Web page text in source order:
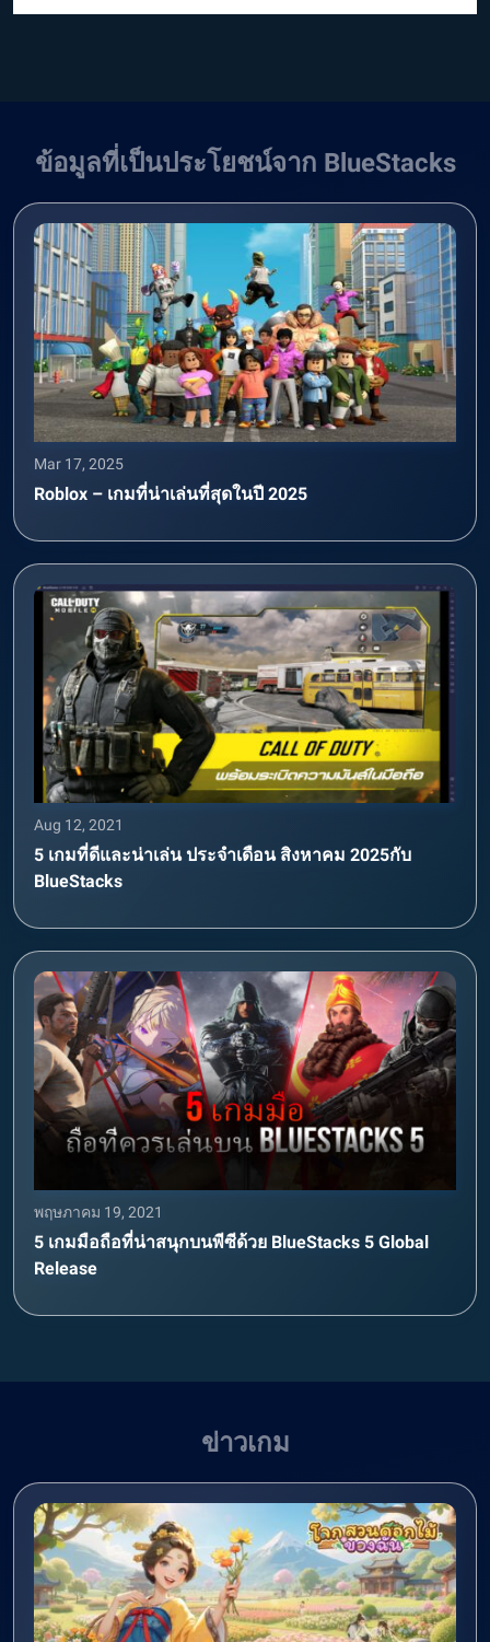
ข้อมูลที่เป็นประโยชน์จาก BlueStacks
Mar 17, 2025
Roblox – เกมที่น่าเล่นที่สุดในปี 2025
Aug 12, 2021
5 เกมที่ดีและน่าเล่น ประจำเดือน สิงหาคม 2025กับ
BlueStacks
พฤษภาคม 19, 2021
5 เกมมือถือที่น่าสนุกบนพีซีด้วย BlueStacks 5 Global
Release
ข่าวเกม